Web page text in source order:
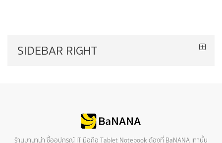
SIDEBAR RIGHT
ร้านบานาน่า ซื้ออุปกรณ์ IT มือถือ Tablet Notebook ต้องที่ BaNANA เท่านั้น